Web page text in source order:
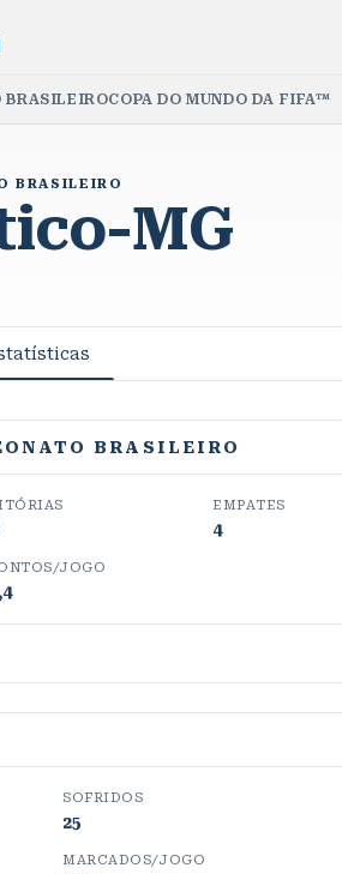
BRASILEIROCOPA DO MUNDO DA FIFA™
BRASILEIRO
MG
BRASILEIRO
EMPATES
4
JOGO
SOFRIDOS
25
MARCADOS/JOGO